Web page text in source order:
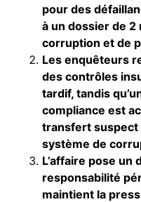
pour des
à un dossier de 2
corruption et de
Les enquêteurs
des contrôles
tardif, tandis
compliance est
transfert suspect
système de
L’affaire pose un
responsabilité
maintient la